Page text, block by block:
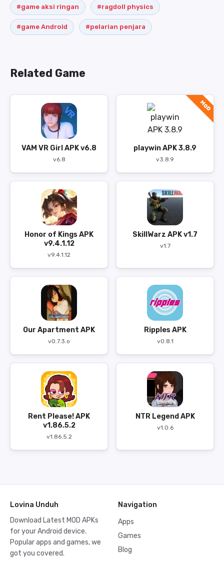
#game aksi ringan #ragdoll physics
#game Android #pelarian penjara
Related Game
VAM VR Girl APK v6.8
v6.8
MOD
playwin APK 3.8.9
v3.8.9
Honor of Kings APK
v9.4.1.12
v9.4.1.12
SkillWarz APK v1.7
v1.7
Our Apartment APK
v0.7.3.o
Ripples APK
v0.8.1
Rent Please! APK
v1.86.5.2
v1.86.5.2
NTR Legend APK
v1.0.6
Lovina Unduh
Download Latest MOD APKs
for your Android device.
Popular apps and games, we
got you covered.
Navigation
Apps
Games
Blog